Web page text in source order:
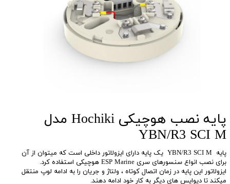
پایه نصب هوچیکی Hochiki مدل
YBN/R3 SCI M
پایه YBN/R3 SCI M یک پایه دارای ایزولاتور داخلی است که میتوان از آن
برای نصب انواع سنسورهای سری ESP Marine هوچیکی استفاده کرد.
ایزولاتور این پایه در زمان اتصال کوتاه ، ولتاژ و جریان را به ادامه لوپ منتقل
میکند تا دیوایس های دیگر به کار خود ادامه دهند.